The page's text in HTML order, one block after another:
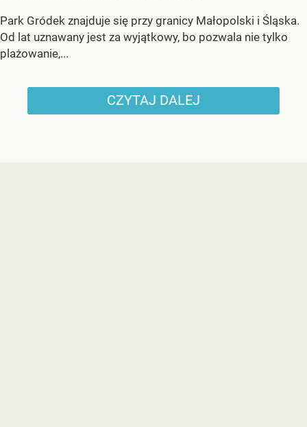
Park Gródek znajduje się przy granicy Małopolski i Śląska.
Od lat uznawany jest za wyjątkowy, bo pozwala nie tylko
plażowanie,...
CZYTAJ DALEJ